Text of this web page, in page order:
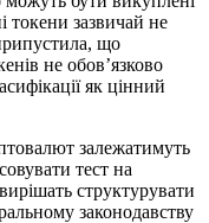
токени зазвичай не
що
не обов’язково
як цінний
залежатимуть
тест на
структурувати
законодавству